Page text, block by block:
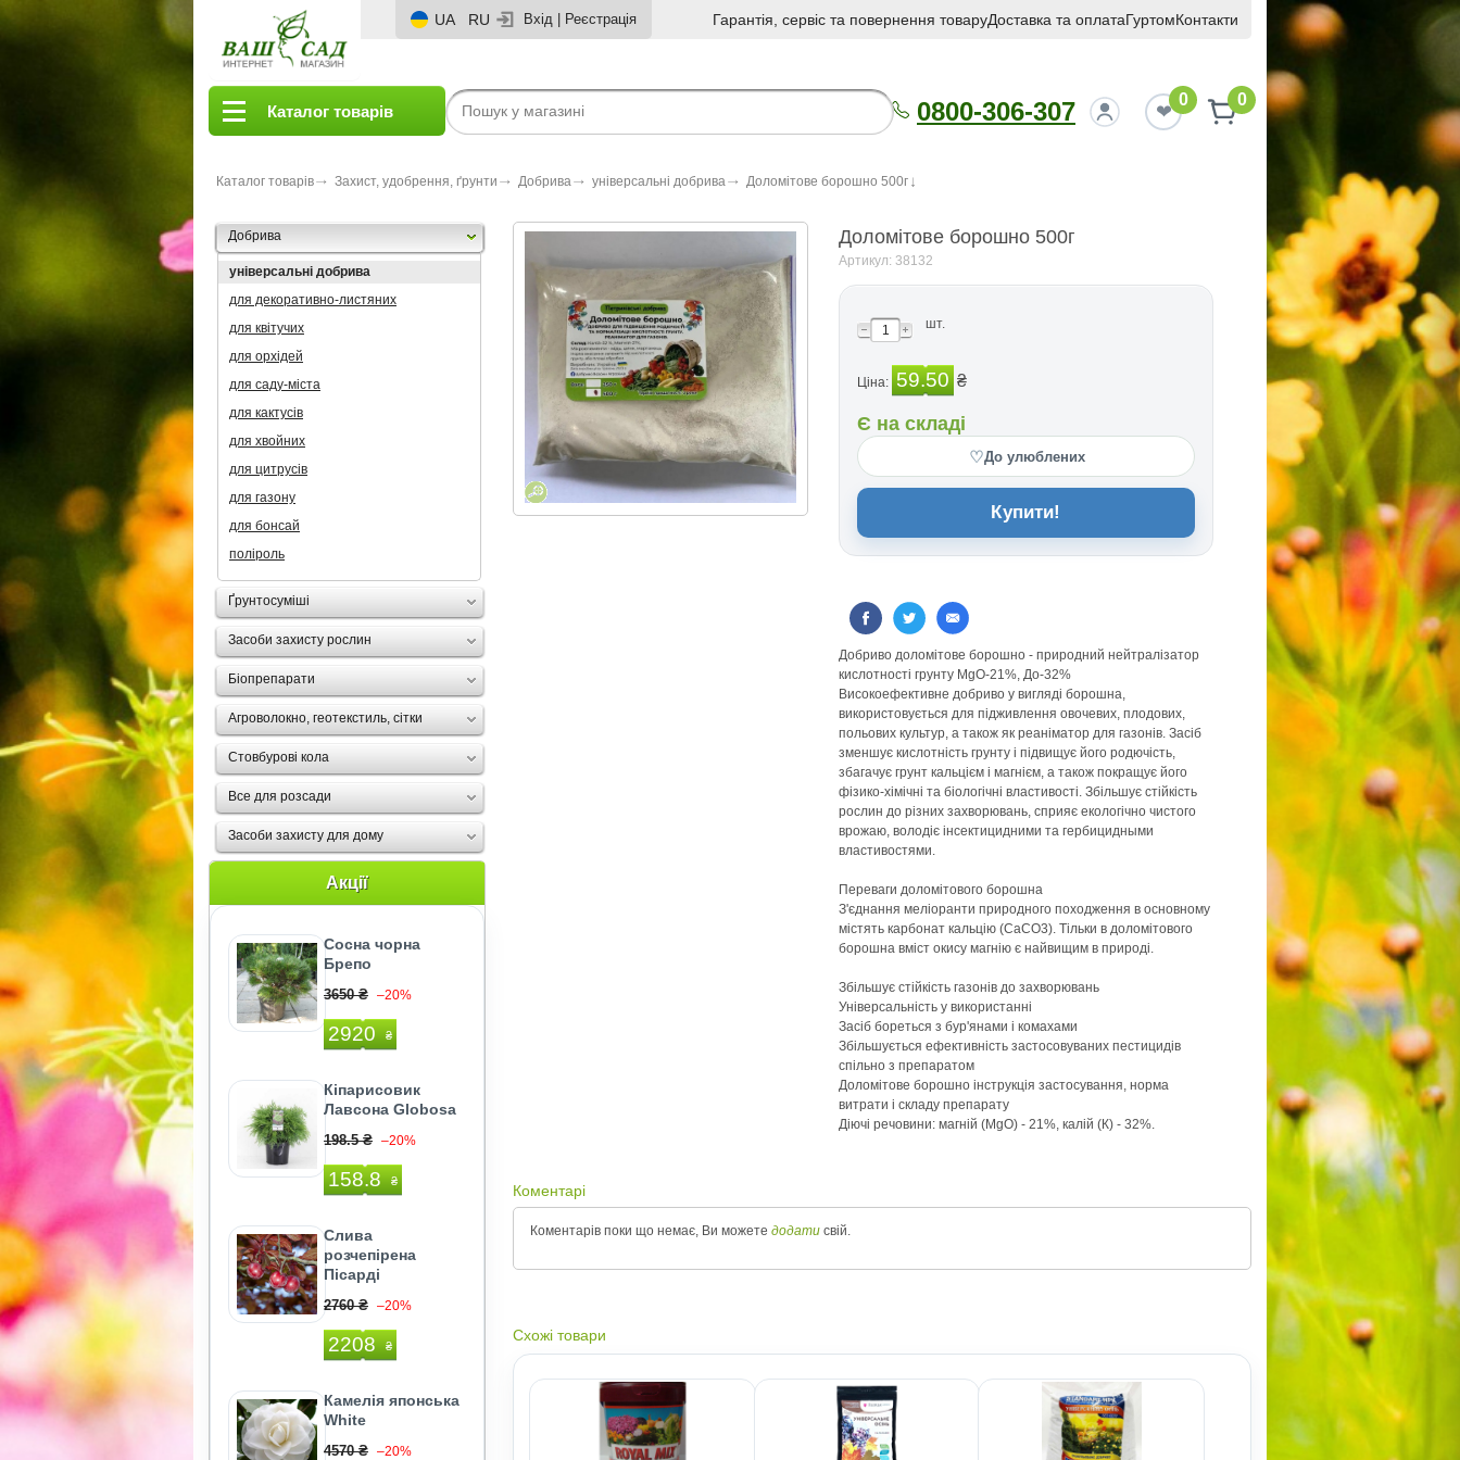
UA RU Вхід Реєстрація Гарантія, сервіс та повернення товаруДоставка та оплатаГуртомКонтакти
Каталог товарів 0800-306-307 0 0
Каталог товарів Захист, удобрення, ґрунти Добрива універсальні добрива Доломiтове борошно 500г
Добрива
універсальні добрива
для декоративно-листяних
для квітучих
для орхідей
для саду-міста
для кактусів
для хвойних
для цитрусів
для газону
для бонсай
поліроль
Ґрунтосуміші
Засоби захисту рослин
Біопрепарати
Агроволокно, геотекстиль, сітки
Стовбурові кола
Все для розсади
Засоби захисту для дому
Акції
Сосна чорна
Брепо
3650 ₴ –20%
2920 ₴
Кіпарисовик
Лавсона Globosa
198.5 ₴ –20%
158.8 ₴
Слива
розчепірена
Пісарді
2760 ₴ –20%
2208 ₴
Камелія японська
White
4570 ₴ –20%
Доломiтове борошно 500г
Артикул: 38132
шт.
Ціна: 59.50 ₴
Є на складі
♡До улюблених
Купити!
Добриво доломітове борошно - природний нейтралізатор
кислотності грунту MgO-21%, До-32%
Високоефективне добриво у вигляді борошна,
використовується для підживлення овочевих, плодових,
польових культур, а також як реаніматор для газонів. Засіб
зменшує кислотність грунту і підвищує його родючість,
збагачує грунт кальцієм і магнієм, а також покращує його
фізико-хімічні та біологічні властивості. Збільшує стійкість
рослин до різних захворювань, сприяє екологічно чистого
врожаю, володіє інсектицидними та гербицидными
властивостями.
Переваги доломітового борошна
З'єднання меліоранти природного походження в основному
містять карбонат кальцію (СаСО3). Тільки в доломітового
борошна вміст окису магнію є найвищим в природі.
Збільшує стійкість газонів до захворювань
Універсальність у використанні
Засіб бореться з бур'янами і комахами
Збільшується ефективність застосовуваних пестицидів
спільно з препаратом
Доломітове борошно інструкція застосування, норма
витрати і складу препарату
Діючі речовини: магній (MgO) - 21%, калій (К) - 32%.
Коментарі
Коментарів поки що немає, Ви можете додати свій.
Схожі товари